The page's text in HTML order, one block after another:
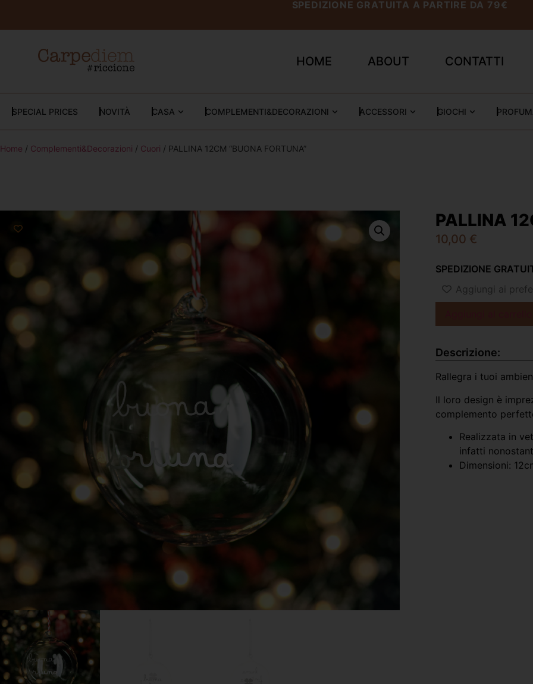
SPEDIZIONE GRATUITA A PARTIRE DA 79€
HOME ABOUT CONTATTI
SPECIAL PRICES NOVITÀ CASA COMPLEMENTI&DECORAZIONI ACCESSORI GIOCHI
Home / Complementi&Decorazioni / Cuori / PALLINA 12CM “BUONA FORTUNA”
PALLINA
10,00 €
SPEDIZIONE
Aggiungi ai
Descrizione:
Rallegra i tuoi
Il loro design è
complemento
Realizzata in
infatti
Dimensioni: